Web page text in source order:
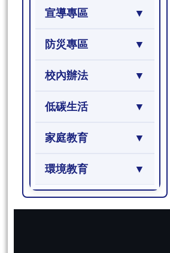
宣導專區
防災專區
校內辦法
低碳生活
家庭教育
環境教育